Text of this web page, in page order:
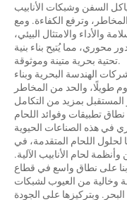
السفن وشبكات الأنابيب
وترفع الكفاءة. ومع
والأداء والامتثال البيئي،
محوري، مما يُتيح بناء بنية
تحتية بحرية متينة وموثوقة.
الهندسة البحرية وبناء
طويلًا، والحد من المخاطر
المستقبل بمزيد من التكامل
تطبيقات وفوائد اللحام
اللحام المتقدمة، في
لحام الأنابيب الآلية.
بنا على نطاق واسع في قطاع
وخالية من العيوب لشبكات
وبتركيزها على الجودة